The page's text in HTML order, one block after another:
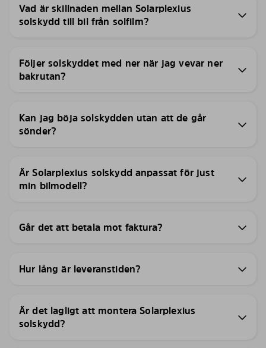
Vad är skillnaden mellan Solarplexius
solskydd till bil från solfilm?
Följer solskyddet med ner när jag vevar ner
bakrutan?
Kan jag böja solskydden utan att de går
sönder?
Är Solarplexius solskydd anpassat för just
min bilmodell?
Går det att betala mot faktura?
Hur lång är leveranstiden?
Är det lagligt att montera Solarplexius
solskydd?